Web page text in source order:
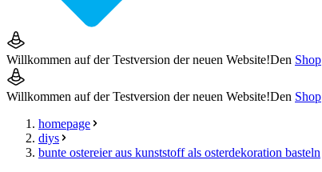
Willkommen auf der Testversion der neuen Website!Den Shop
Willkommen auf der Testversion der neuen Website!Den Shop
homepage
diys
bunte ostereier aus kunststoff als osterdekoration basteln